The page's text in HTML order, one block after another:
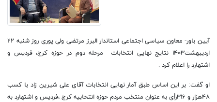
آیین باور- معاون سیاسی اجتماعی استاندار البرز مرتضی ولی پوری روز شنبه ۲۲
اردیبهشت۱۴۰۳ نتایج نهایی انتخابات مرحله دوم در حوزه کرج، فردیس و
اشتهارد را اعلام کرد .
او گفت: بر این اساس طبق آمار نهايى انتخابات آقای علی شیرین زاد با کسب
۴۸هزار و ۳۱۶رأی به عنوان منتخب مردم حوزه انتخابیه کرج ،فردیس و اشتهارد به